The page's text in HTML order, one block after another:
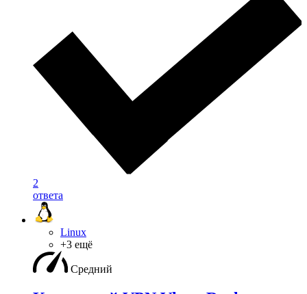
2
ответа
Linux
+3 ещё
Средний